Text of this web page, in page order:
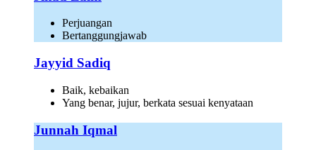
Perjuangan
Bertanggungjawab
Jayyid Sadiq
Baik, kebaikan
Yang benar, jujur, berkata sesuai kenyataan
Junnah Iqmal